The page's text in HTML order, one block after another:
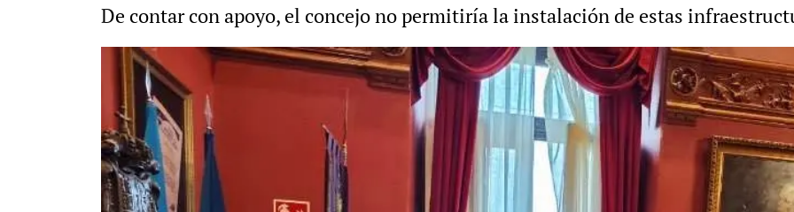
De contar con apoyo, el concejo no permitiría la instalación de estas